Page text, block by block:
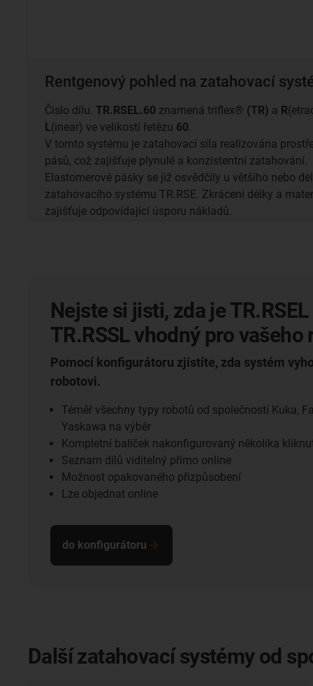
Rentgenový pohled na zatahovací
Číslo dílu. TR.RSEL.60 znamená triflex® (TR) a R
L(inear) ve velikosti řetězu 60
V tomto systému je zatahovací síla realizována
pásů, což zajišťuje plynulé a konzistentní zatahování.
Elastomerové pásky se již osvědčily u většího nebo
zatahovacího systému TR.RSE. Zkrácení délky a
zajišťuje odpovídající úsporu nákladů.
Nejste si jisti, zda je
TR.RSSL vhodný pro vašeho
Pomocí konfigurátoru zjistíte, zda systém
robotovi.
Téměř všechny typy robotů od společností Kuka,
Yaskawa na výběr
Kompletní balíček nakonfigurovaný několika
Seznam dílů viditelný přímo online
Možnost opakovaného přizpůsobení
Lze objednat online
do konfigurátoru
Další zatahovací systémy od